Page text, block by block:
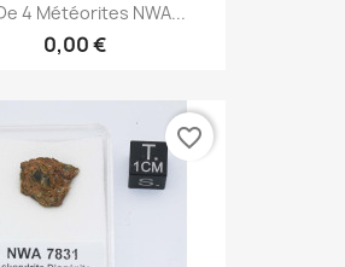
4 Météorites NWA...
0,00 €
favorite_border